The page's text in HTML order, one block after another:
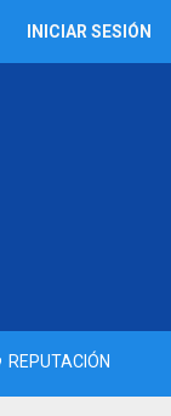
INICIAR SESIÓN
REPUTACIÓN